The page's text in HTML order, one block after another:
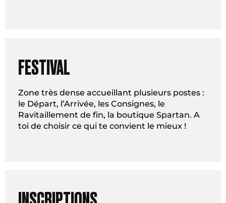
FESTIVAL
Zone très dense accueillant plusieurs postes :
le Départ, l’Arrivée, les Consignes, le
Ravitaillement de fin, la boutique Spartan. A
toi de choisir ce qui te convient le mieux !